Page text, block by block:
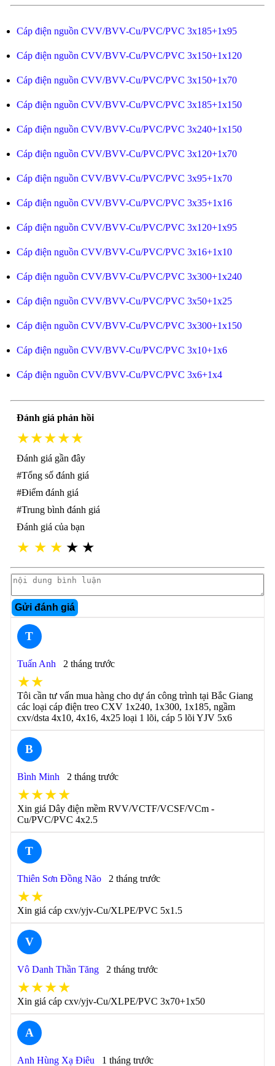
Cáp điện nguồn CVV/BVV-Cu/PVC/PVC 3x185+1x95
Cáp điện nguồn CVV/BVV-Cu/PVC/PVC 3x150+1x120
Cáp điện nguồn CVV/BVV-Cu/PVC/PVC 3x150+1x70
Cáp điện nguồn CVV/BVV-Cu/PVC/PVC 3x185+1x150
Cáp điện nguồn CVV/BVV-Cu/PVC/PVC 3x240+1x150
Cáp điện nguồn CVV/BVV-Cu/PVC/PVC 3x120+1x70
Cáp điện nguồn CVV/BVV-Cu/PVC/PVC 3x95+1x70
Cáp điện nguồn CVV/BVV-Cu/PVC/PVC 3x35+1x16
Cáp điện nguồn CVV/BVV-Cu/PVC/PVC 3x120+1x95
Cáp điện nguồn CVV/BVV-Cu/PVC/PVC 3x16+1x10
Cáp điện nguồn CVV/BVV-Cu/PVC/PVC 3x300+1x240
Cáp điện nguồn CVV/BVV-Cu/PVC/PVC 3x50+1x25
Cáp điện nguồn CVV/BVV-Cu/PVC/PVC 3x300+1x150
Cáp điện nguồn CVV/BVV-Cu/PVC/PVC 3x10+1x6
Cáp điện nguồn CVV/BVV-Cu/PVC/PVC 3x6+1x4
Đánh giá phản hồi
★★★★★
Đánh giá gần đây
#Tổng số đánh giá
#Điểm đánh giá
#Trung bình đánh giá
Đánh giá của bạn
★ ★ ★ ★ ★
Gửi đánh giá
T
Tuấn Anh 2 tháng trước
★★
Tôi cần tư vấn mua hàng cho dự án công trình tại Bắc Giang
các loại cáp điện treo CXV 1x240, 1x300, 1x185, ngầm
cxv/dsta 4x10, 4x16, 4x25 loại 1 lõi, cáp 5 lõi YJV 5x6
B
Bình Minh 2 tháng trước
★★★★
Xin giá Dây điện mềm RVV/VCTF/VCSF/VCm -
Cu/PVC/PVC 4x2.5
T
Thiên Sơn Đồng Não 2 tháng trước
★★
Xin giá cáp cxv/yjv-Cu/XLPE/PVC 5x1.5
V
Vô Danh Thần Tăng 2 tháng trước
★★★★
Xin giá cáp cxv/yjv-Cu/XLPE/PVC 3x70+1x50
A
Anh Hùng Xạ Điêu 1 tháng trước